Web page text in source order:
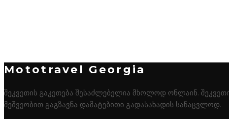
Mototravel Georgia
შეკვეთის გაკეთება შესაძლებელია მხოლოდ ონლაინ.
მეშვეობით გაგზავნა დამატებითი გადასახადის სანაცვლოდ.